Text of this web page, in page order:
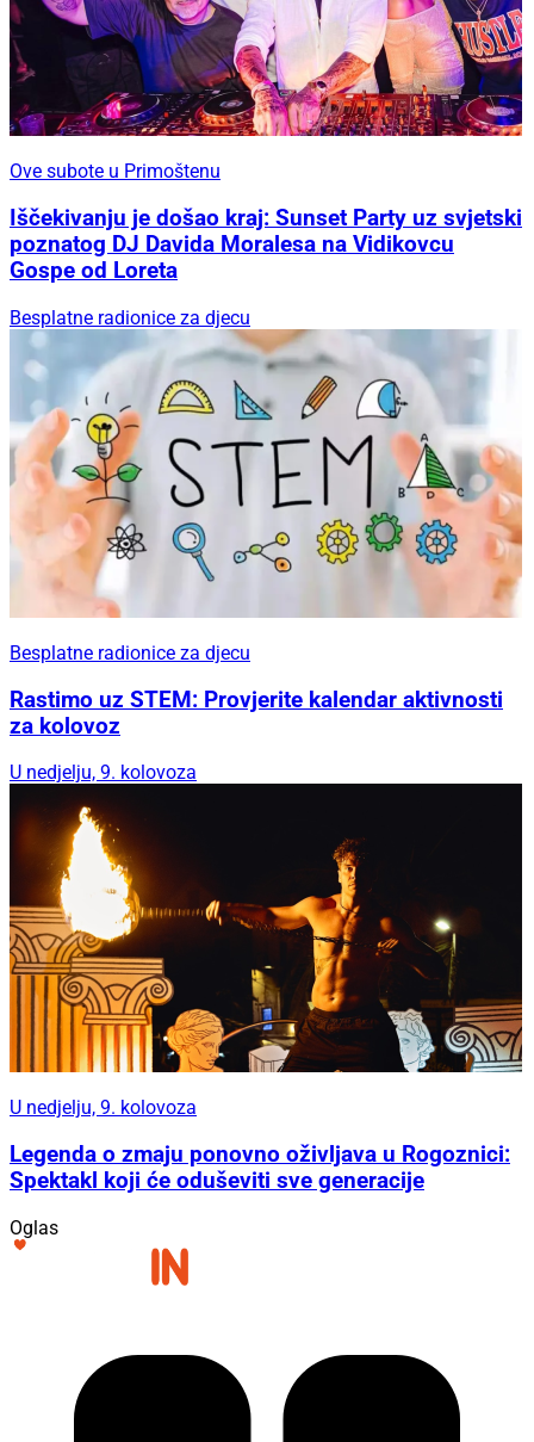
Ove subote u Primoštenu
Iščekivanju je došao kraj: Sunset Party uz svjetski
poznatog DJ Davida Moralesa na Vidikovcu
Gospe od Loreta
Besplatne radionice za djecu
Besplatne radionice za djecu
Rastimo uz STEM: Provjerite kalendar aktivnosti
za kolovoz
U nedjelju, 9. kolovoza
U nedjelju, 9. kolovoza
Legenda o zmaju ponovno oživljava u Rogoznici:
Spektakl koji će oduševiti sve generacije
Oglas